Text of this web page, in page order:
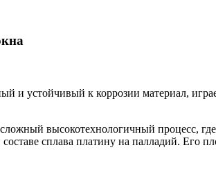
и устойчивый к коррозии материал,
высокотехнологичный процесс,
сплава платину на палладий. Его